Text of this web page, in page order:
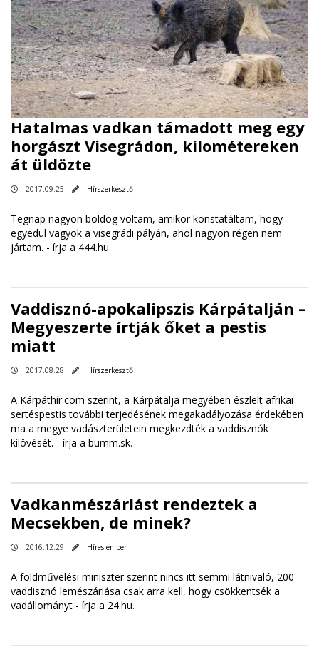
Hatalmas vadkan támadott meg egy
horgászt Visegrádon, kilométereken
át üldözte
2017.09.25 Hírszerkesztő
Tegnap nagyon boldog voltam, amikor konstatáltam, hogy
egyedül vagyok a visegrádi pályán, ahol nagyon régen nem
jártam. - írja a 444.hu.
Vaddisznó-apokalipszis Kárpátalján –
Megyeszerte írtják őket a pestis
miatt
2017.08.28 Hírszerkesztő
A Kárpáthír.com szerint, a Kárpátalja megyében észlelt afrikai
sertéspestis további terjedésének megakadályozása érdekében
ma a megye vadászterületein megkezdték a vaddisznók
kilövését. - írja a bumm.sk.
Vadkanmészárlást rendeztek a
Mecsekben, de minek?
2016.12.29 Híres ember
A földművelési miniszter szerint nincs itt semmi látnivaló, 200
vaddisznó lemészárlása csak arra kell, hogy csökkentsék a
vadállományt - írja a 24.hu.